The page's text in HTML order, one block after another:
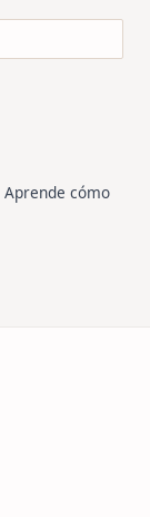
Aprende cómo